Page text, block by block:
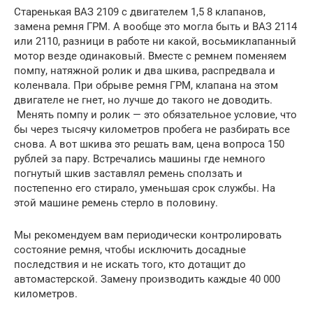
Старенькая ВАЗ 2109 с двигателем 1,5 8 клапанов,
замена ремня ГРМ. А вообще это могла быть и ВАЗ 2114
или 2110, разници в работе ни какой, восьмиклапанный
мотор везде одинаковый. Вместе с ремнем поменяем
помпу, натяжной ролик и два шкива, распредвала и
коленвала. При обрыве ремня ГРМ, клапана на этом
двигателе не гнет, но лучше до такого не доводить.
Менять помпу и ролик — это обязательное условие, что
бы через тысячу километров пробега не разбирать все
снова. А вот шкива это решать вам, цена вопроса 150
рублей за пару. Встречались машины где немного
погнутый шкив заставлял ремень сползать и
постепенно его стирало, уменьшая срок службы. На
этой машине ремень стерло в половину.
Мы рекомендуем вам периодически контролировать
состояние ремня, чтобы исключить досадные
последствия и не искать того, кто дотащит до
автомастерской. Замену производить каждые 40 000
километров.